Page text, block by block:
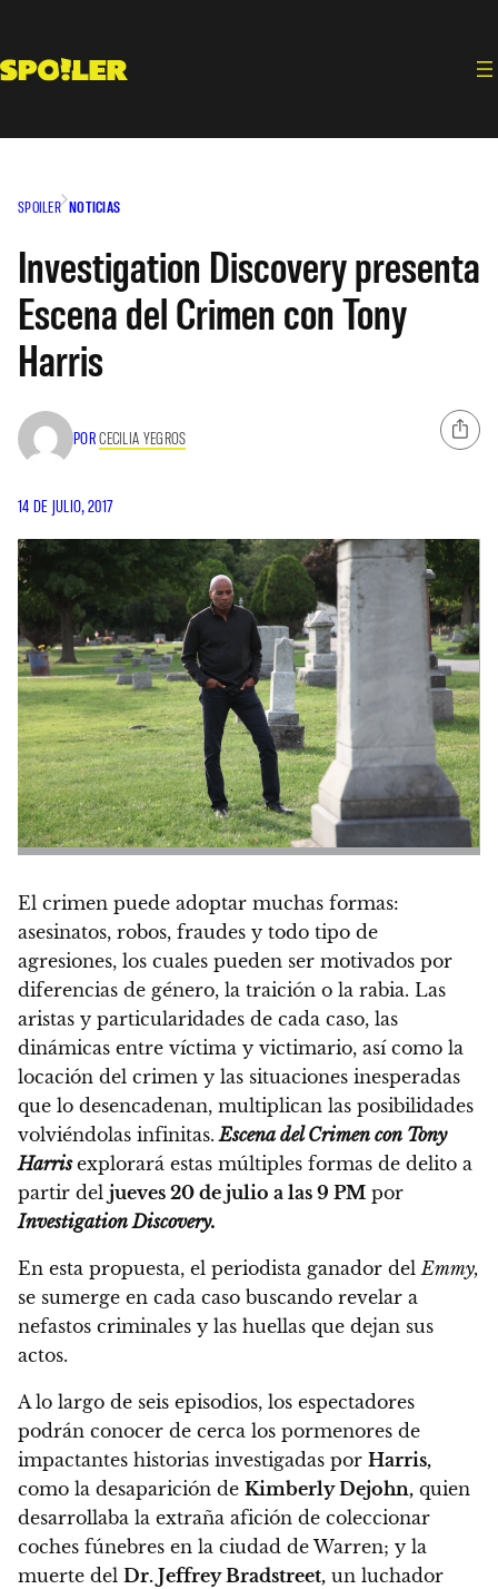
contenido
SPOILER NOTICIAS
Investigation Discovery presenta
Escena del Crimen con Tony
Harris
PORCECILIA YEGROS
14 DE JULIO, 2017
El crimen puede adoptar muchas formas:
asesinatos, robos, fraudes y todo tipo de
agresiones, los cuales pueden ser motivados por
diferencias de género, la traición o la rabia. Las
aristas y particularidades de cada caso, las
dinámicas entre víctima y victimario, así como la
locación del crimen y las situaciones inesperadas
que lo desencadenan, multiplican las posibilidades
volviéndolas infinitas. Escena del Crimen con Tony
Harrisexplorará estas múltiples formas de delito a
partir del jueves 20 de julio a las 9 PM por
Investigation Discovery.
En esta propuesta, el periodista ganador del Emmy,
se sumerge en cada caso buscando revelar a
nefastos criminales y las huellas que dejan sus
actos.
A lo largo de seis episodios, los espectadores
podrán conocer de cerca los pormenores de
impactantes historias investigadas por Harris,
como la desaparición de Kimberly Dejohn, quien
desarrollaba la extraña afición de coleccionar
coches fúnebres en la ciudad de Warren; y la
muerte del Dr. Jeffrey Bradstreet, un luchador